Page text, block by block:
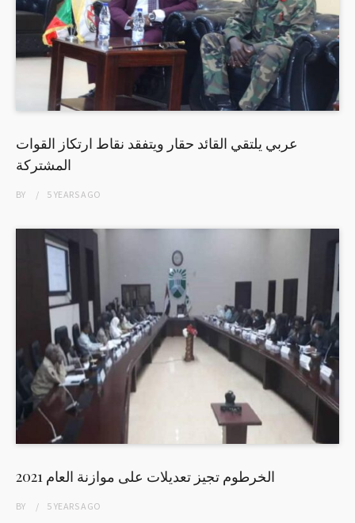
عربي يلتقي القائد حقار ويتفقد نقاط ارتكاز القوات
المشتركة
BY 5 YEARSAGO
الخرطوم تجيز تعديلات على موازنة العام 2021
BY 5 YEARSAGO